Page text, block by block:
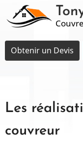
au
contenu
principal
Obtenir un Devis
Les
couvreur